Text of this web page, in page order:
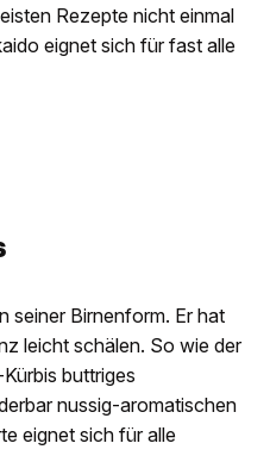
Rezepte nicht einmal
eignet sich für fast alle
seiner Birnenform. Er hat
leicht schälen. So wie der
buttriges
nussig-aromatischen
eignet sich für alle